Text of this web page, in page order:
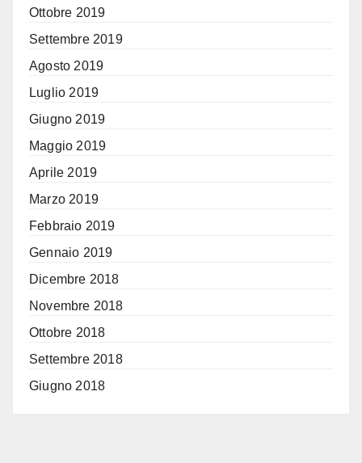
Ottobre 2019
Settembre 2019
Agosto 2019
Luglio 2019
Giugno 2019
Maggio 2019
Aprile 2019
Marzo 2019
Febbraio 2019
Gennaio 2019
Dicembre 2018
Novembre 2018
Ottobre 2018
Settembre 2018
Giugno 2018